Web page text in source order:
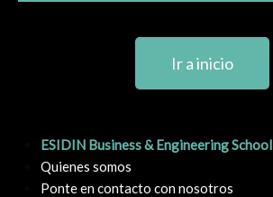
Ir a inicio
ESIDIN Business & Engineering School
Quienes somos
Ponte en contacto con nosotros